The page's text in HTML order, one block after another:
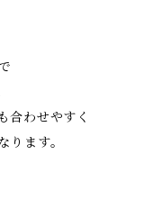
合わせやすく
ります。